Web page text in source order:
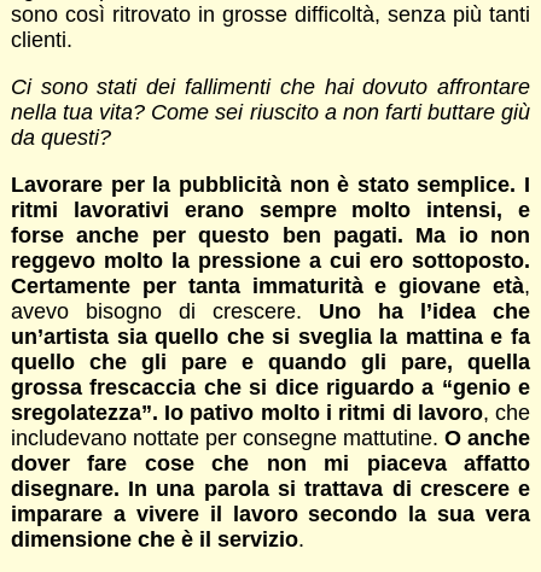
sono così ritrovato in grosse difficoltà, senza più tanti
clienti.
Ci sono stati dei fallimenti che hai dovuto affrontare
nella tua vita? Come sei riuscito a non farti buttare giù
da questi?
Lavorare per la pubblicità non è stato semplice. I
ritmi lavorativi erano sempre molto intensi, e
forse anche per questo ben pagati. Ma io non
reggevo molto la pressione a cui ero sottoposto.
Certamente per tanta immaturità e giovane età,
avevo bisogno di crescere. Uno ha l’idea che
un’artista sia quello che si sveglia la mattina e fa
quello che gli pare e quando gli pare, quella
grossa frescaccia che si dice riguardo a “genio e
sregolatezza”. Io pativo molto i ritmi di lavoro, che
includevano nottate per consegne mattutine.O anche
dover fare cose che non mi piaceva affatto
disegnare. In una parola si trattava di crescere e
imparare a vivere il lavoro secondo la sua vera
dimensione che è il servizio.